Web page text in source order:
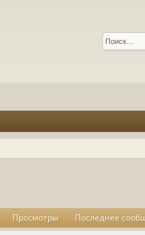
Просмотры Последнее